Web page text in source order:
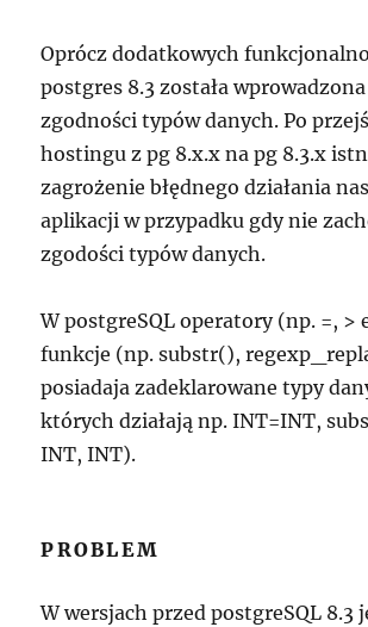
Oprócz dodatkowych
postgres 8.3 została
zgodności typów danych. Po
hostingu z pg 8.x.x na pg 8.3.x
zagrożenie błędnego działania
aplikacji w przypadku gdy nie
zgodości typów danych.
W postgreSQL operatory (np. =, >
funkcje (np. substr(),
posiadaja zadeklarowane typy
których działają np. INT=INT,
INT, INT).
PROBLEM
W wersjach przed postgreSQL 8.3